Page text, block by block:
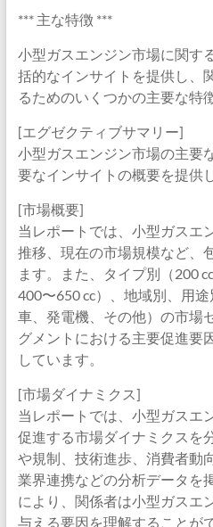
*** 主な特徴 ***
小型ガスエンジン市場に関す
括的なインサイトを提供し、
るためのいくつかの主要な特
[エグゼクティブサマリー]
小型ガスエンジン市場の主要
要なインサイトの概要を提供
[市場概要]
当レポートでは、小型ガスエ
推移、現在の市場規模など、
ます。また、タイプ別（200
400〜650 cc）、地域別、用
車、発電機、その他）の市場
グメントにおける主要促進要
しています。
[市場ダイナミクス]
当レポートでは、小型ガスエ
促進する市場ダイナミクスを
や規制、技術進歩、消費者動
業界連携などの分析データを
により、関係者は小型ガスエ
与える要因を理解することが